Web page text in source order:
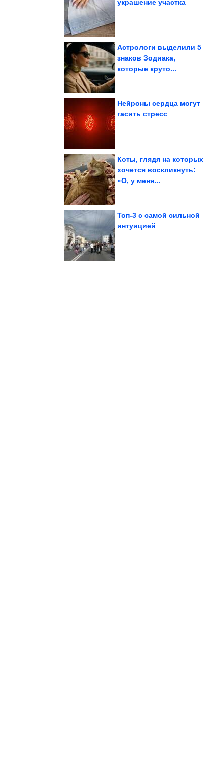
С помощью новой
украшение участка
Алекс Форст:
Астрологи выделили 5
знаков Зодиака,
которые круто...
Нейроны сердца могут
гасить стресс
Долгая нездоровая
Коты, глядя на которых
хочется воскликнуть:
«О, у меня...
Что известно о его 18-
Топ-3 с самой сильной
интуицией